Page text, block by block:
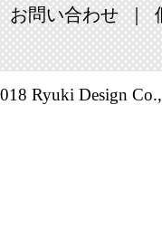
お問い合わせ
Ryuki Design